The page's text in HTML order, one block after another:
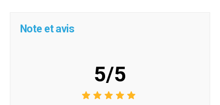
Note et avis
5/5